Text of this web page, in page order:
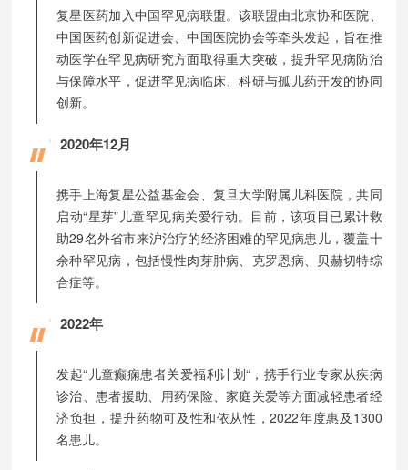
复星医药加入中国罕见病联盟。该联盟由北京协和医院、
中国医药创新促进会、中国医院协会等牵头发起，旨在推
动医学在罕见病研究方面取得重大突破，提升罕见病防治
与保障水平，促进罕见病临床、科研与孤儿药开发的协同
创新。
2020年12月
携手上海复星公益基金会、复旦大学附属儿科医院，共同
启动“星芽”儿童罕见病关爱行动。目前，该项目已累计救
助29名外省市来沪治疗的经济困难的罕见病患儿，覆盖十
余种罕见病，包括慢性肉芽肿病、克罗恩病、贝赫切特综
合症等。
2022年
发起“儿童癫痫患者关爱福利计划“，携手行业专家从疾病
诊治、患者援助、用药保险、家庭关爱等方面减轻患者经
济负担，提升药物可及性和依从性，2022年度惠及1300
名患儿。